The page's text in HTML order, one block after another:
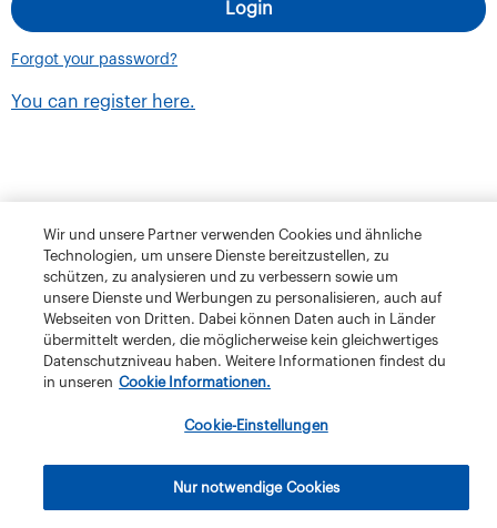
Forgot your password?
You can register here.
Privacy Policy
The Migros Group Legal Notice
Wir und unsere Partner verwenden Cookies und ähnliche
Technologien, um unsere Dienste bereitzustellen, zu
schützen, zu analysieren und zu verbessern sowie um
unsere Dienste und Werbungen zu personalisieren, auch auf
Webseiten von Dritten. Dabei können Daten auch in Länder
übermittelt werden, die möglicherweise kein gleichwertiges
Datenschutzniveau haben. Weitere Informationen findest du
in unseren Cookie Informationen.
Cookie-Einstellungen
Nur notwendige Cookies